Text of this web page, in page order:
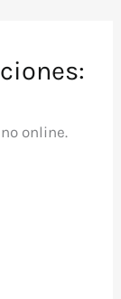
online.